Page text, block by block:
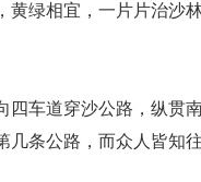
黄绿相宜，一片片治沙
四车道穿沙公路，纵贯
几条公路，而众人皆知